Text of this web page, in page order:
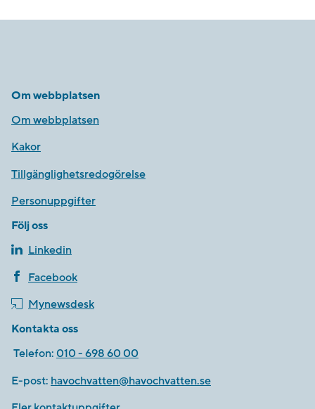
Om webbplatsen
Om webbplatsen
Kakor
Tillgänglighetsredogörelse
Personuppgifter
Följ oss
Linkedin
Facebook
Mynewsdesk
Kontakta oss
Telefon: 010 - 698 60 00
E-post: havochvatten@havochvatten.se